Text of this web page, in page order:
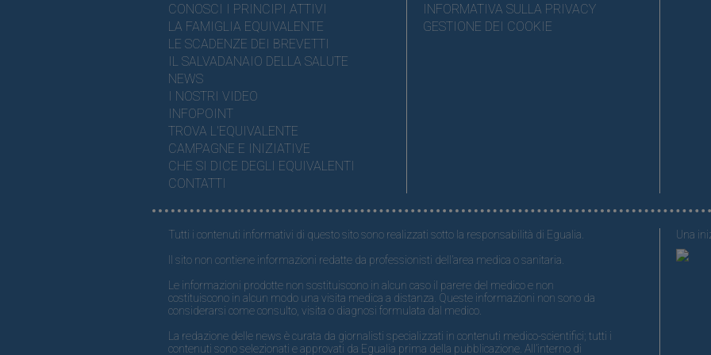
CONOSCI I PRINCIPI ATTIVI
LA FAMIGLIA EQUIVALENTE
LE SCADENZE DEI BREVETTI
IL SALVADANAIO DELLA SALUTE
NEWS
I NOSTRI VIDEO
INFOPOINT
TROVA L'EQUIVALENTE
CAMPAGNE E INIZIATIVE
CHE SI DICE DEGLI EQUIVALENTI
CONTATTI
INFORMATIVA SULLA PRIVACY
GESTIONE DEI COOKIE
Tutti i contenuti informativi di questo sito sono realizzati sotto la responsabilità di Egualia.
Il sito non contiene informazioni redatte da professionisti dell’area medica o sanitaria.
Le informazioni prodotte non sostituiscono in alcun caso il parere del medico e non
costituiscono in alcun modo una visita medica a distanza. Queste informazioni non sono da
considerarsi come consulto, visita o diagnosi formulata dal medico.
La redazione delle news è curata da giornalisti specializzati in contenuti medico-scientifici; tutti i
contenuti sono selezionati e approvati da Egualia prima della pubblicazione. All’interno di
Una